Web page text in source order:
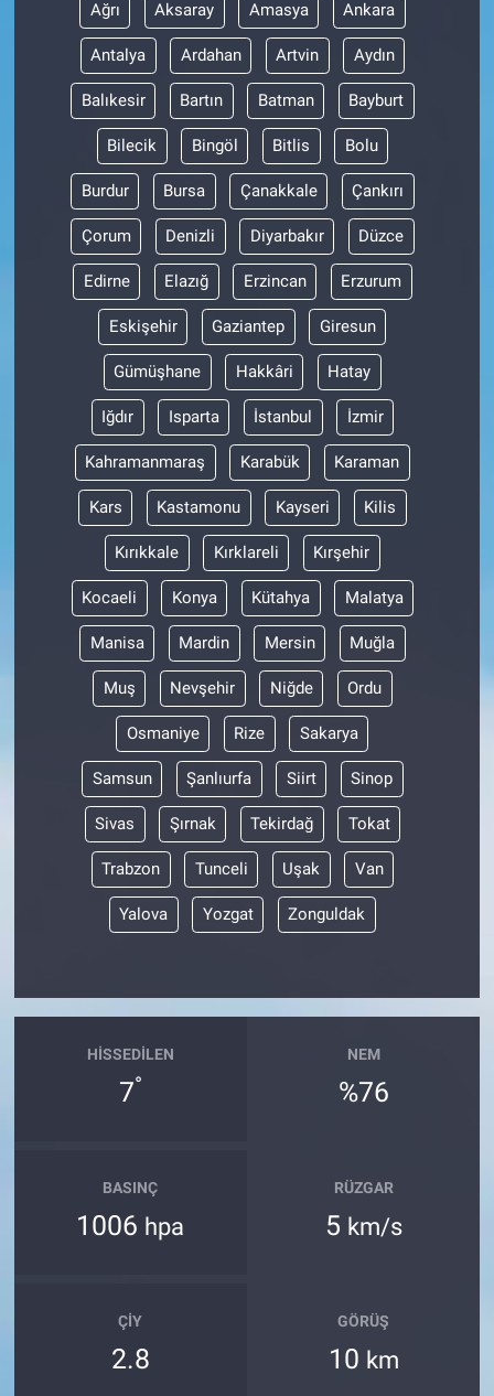
Ağrı Aksaray Amasya Ankara
Antalya Ardahan Artvin Aydın
Balıkesir Bartın Batman Bayburt
Bilecik Bingöl Bitlis Bolu
Burdur Bursa Çanakkale Çankırı
Çorum Denizli Diyarbakır Düzce
Edirne Elazığ Erzincan Erzurum
Eskişehir Gaziantep Giresun
Gümüşhane Hakkâri Hatay
Iğdır Isparta İstanbul İzmir
Kahramanmaraş Karabük Karaman
Kars Kastamonu Kayseri Kilis
Kırıkkale Kırklareli Kırşehir
Kocaeli Konya Kütahya Malatya
Manisa Mardin Mersin Muğla
Muş Nevşehir Niğde Ordu
Osmaniye Rize Sakarya
Samsun Şanlıurfa Siirt Sinop
Sivas Şırnak Tekirdağ Tokat
Trabzon Tunceli Uşak Van
Yalova Yozgat Zonguldak
HISSEDILEN
7°
NEM
%76
BASINÇ
1006 hpa
RÜZGAR
5 km/s
ÇIY
2.8
GÖRÜŞ
10 km